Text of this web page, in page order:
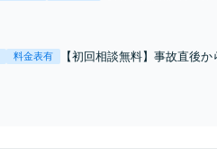
料金表有
【初回相談無料】事故直後